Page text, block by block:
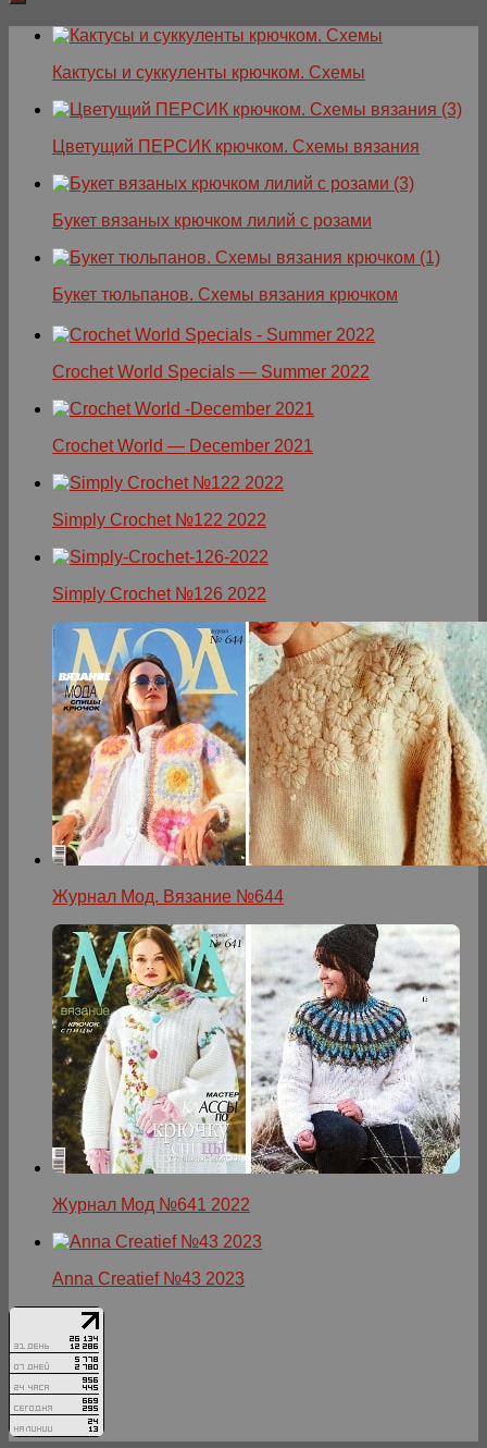
Кактусы и суккуленты крючком. Схемы
Цветущий ПЕРСИК крючком. Схемы вязания
Букет вязаных крючком лилий с розами
Букет тюльпанов. Схемы вязания крючком
Crochet World Specials — Summer 2022
Crochet World — December 2021
Simply Crochet №122 2022
Simply Crochet №126 2022
Журнал Мод. Вязание №644
Журнал Мод №641 2022
Anna Creatief №43 2023